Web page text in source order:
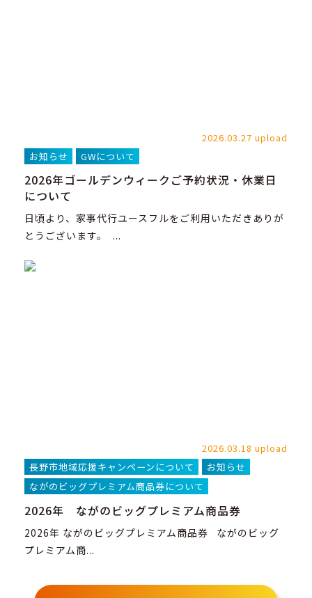
2026.03.27 upload
お知らせ
GWについて
2026年ゴールデンウィークご予約状況・休業日
について
日頃より、家事代行ユースフルをご利用いただきありが
とうございます。 ...
2026.03.18 upload
長野市地域応援キャンペーンについて
お知らせ
ながのビッグプレミアム商品券について
2026年 ながのビッグプレミアム商品券
2026年 ながのビッグプレミアム商品券 ながのビッグ
プレミアム商...